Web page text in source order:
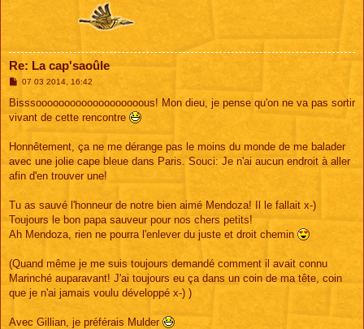
Re: La cap'saoûle
M
s
a
07 03 2014, 16:42
Bisssooooooooooooooooooous! Mon dieu, je pense qu'on ne va pas sortir
vivant de cette rencontre
Honnêtement, ça ne me dérange pas le moins du monde de me balader
avec une jolie cape bleue dans Paris. Souci: Je n'ai aucun endroit à aller
afin d'en trouver une!
Tu as sauvé l'honneur de notre bien aimé Mendoza! Il le fallait x-)
Toujours le bon papa sauveur pour nos chers petits!
Ah Mendoza, rien ne pourra l'enlever du juste et droit chemin
(Quand même je me suis toujours demandé comment il avait connu
Marinché auparavant! J'ai toujours eu ça dans un coin de ma tête, coin
que je n'ai jamais voulu développé x-) )
Avec Gillian, je préférais Mulder